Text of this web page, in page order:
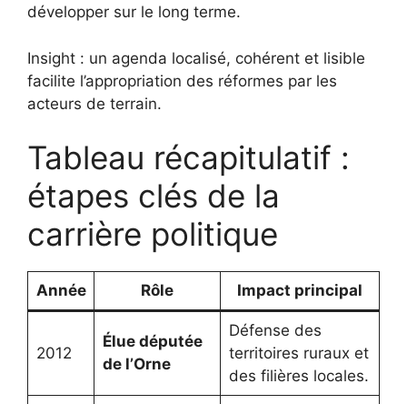
développer sur le long terme.
Insight : un agenda localisé, cohérent et lisible
facilite l’appropriation des réformes par les
acteurs de terrain.
Tableau récapitulatif :
étapes clés de la
carrière politique
Année Rôle Impact principal
2012
Élue députée
de l’Orne
Défense des
territoires ruraux et
des filières locales.